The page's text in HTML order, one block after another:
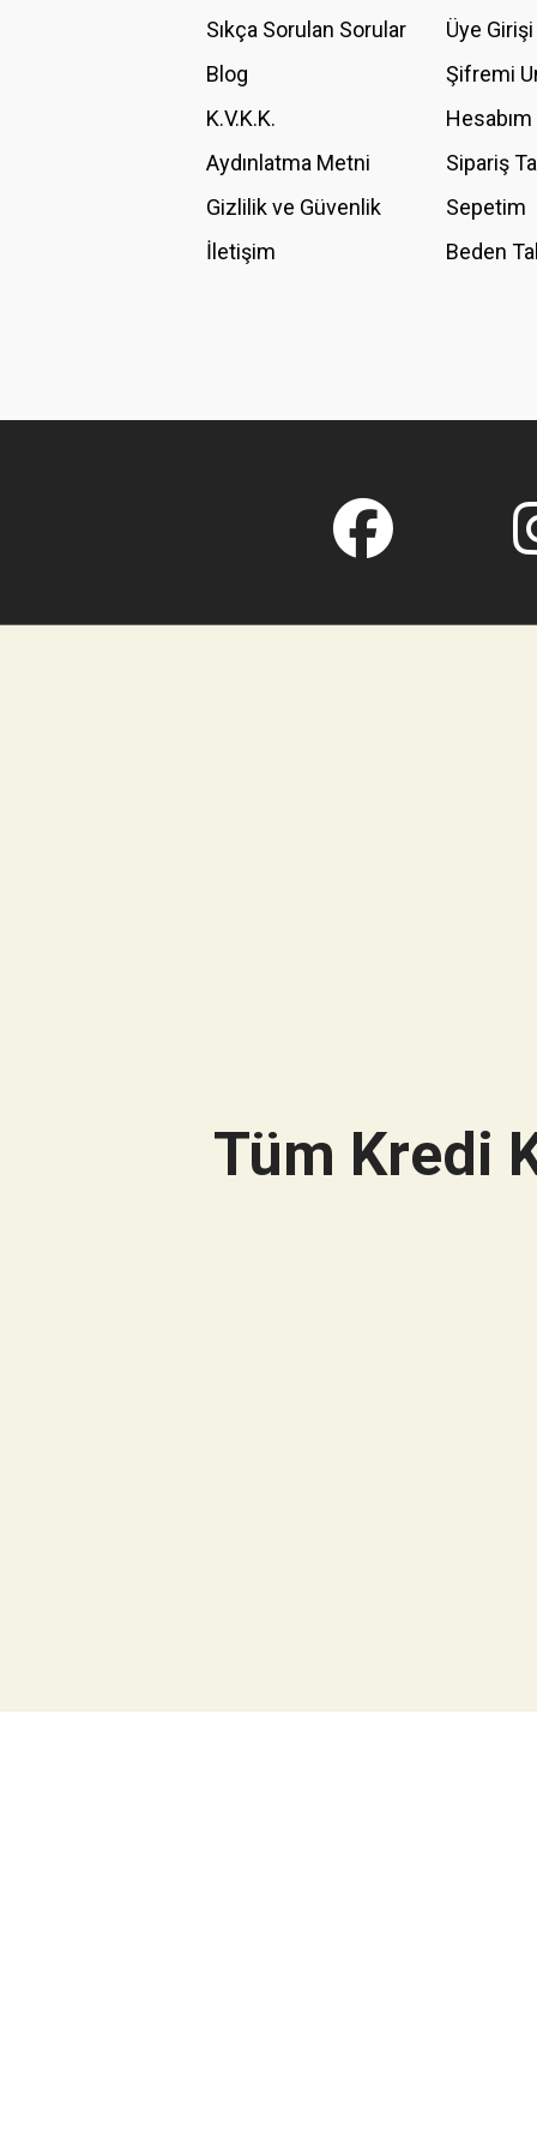
Ürün açıklamasında eksik bilgiler bulunuyor.
Ürün fiyatı diğer sitelerden daha pahalı.
Bu ürüne benzer farklı alternatifler olmalı.
Sıkça Sorulan Sorular
Blog
K.V.K.K.
Aydınlatma Metni
Gizlilik ve Güvenlik
İletişim
Üye Girişi
Şifremi
Hesabım
Sipariş
Sepetim
Beden
Tüm Kredi